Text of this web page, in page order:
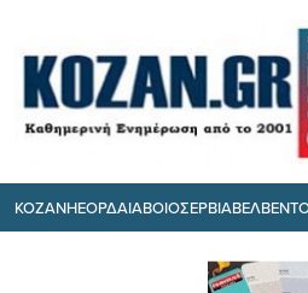
ΚΟΖΑΝΗΕΟΡΔΑΙΑΒΟΙΟΣΕΡΒΙΑ